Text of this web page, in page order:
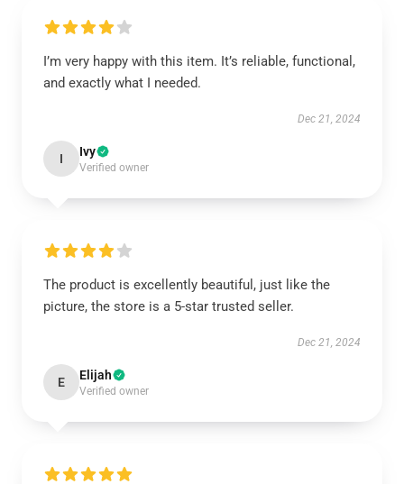
I’m very happy with this item. It’s reliable, functional,
and exactly what I needed.
Dec 21, 2024
I Ivy
Verified owner
The product is excellently beautiful, just like the
picture, the store is a 5-star trusted seller.
Dec 21, 2024
E Elijah
Verified owner